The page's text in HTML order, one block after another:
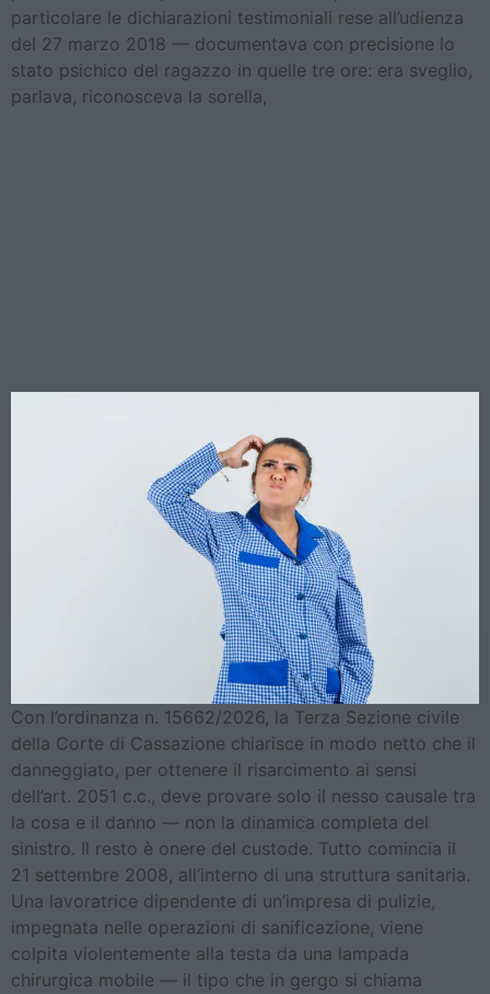
particolare le dichiarazioni testimoniali rese all’udienza
del 27 marzo 2018 — documentava con precisione lo
stato psichico del ragazzo in quelle tre ore: era sveglio,
parlava, riconosceva la sorella,
Con l’ordinanza n. 15662/2026, la Terza Sezione civile
della Corte di Cassazione chiarisce in modo netto che il
danneggiato, per ottenere il risarcimento ai sensi
dell’art. 2051 c.c., deve provare solo il nesso causale tra
la cosa e il danno — non la dinamica completa del
sinistro. Il resto è onere del custode. Tutto comincia il
21 settembre 2008, all’interno di una struttura sanitaria.
Una lavoratrice dipendente di un’impresa di pulizie,
impegnata nelle operazioni di sanificazione, viene
colpita violentemente alla testa da una lampada
chirurgica mobile — il tipo che in gergo si chiama